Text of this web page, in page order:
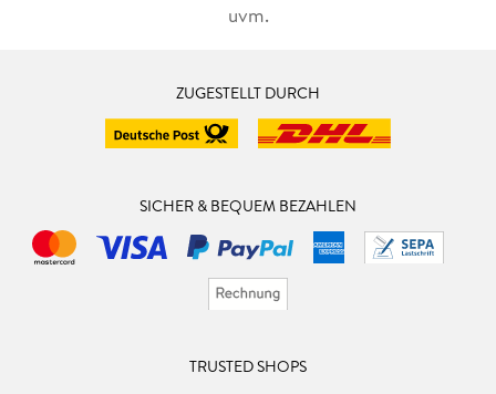
uvm.
ZUGESTELLT DURCH
SICHER & BEQUEM BEZAHLEN
TRUSTED SHOPS